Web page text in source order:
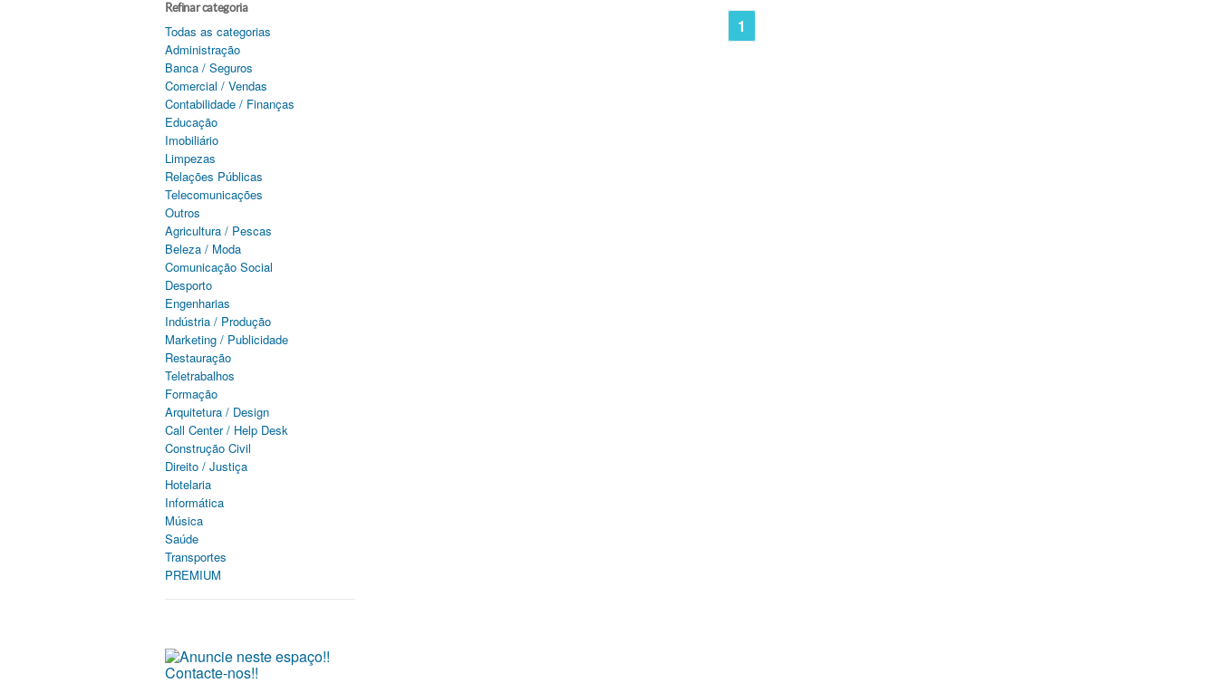
Refinar categoria
Todas as categorias
Administração
Banca / Seguros
Comercial / Vendas
Contabilidade / Finanças
Educação
Imobiliário
Limpezas
Relações Públicas
Telecomunicações
Outros
Agricultura / Pescas
Beleza / Moda
Comunicação Social
Desporto
Engenharias
Indústria / Produção
Marketing / Publicidade
Restauração
Teletrabalhos
Formação
Arquitetura / Design
Call Center / Help Desk
Construção Civil
Direito / Justiça
Hotelaria
Informática
Música
Saúde
Transportes
PREMIUM
1